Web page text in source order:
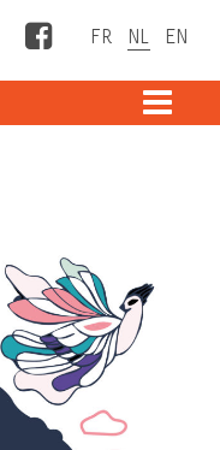
Facebook